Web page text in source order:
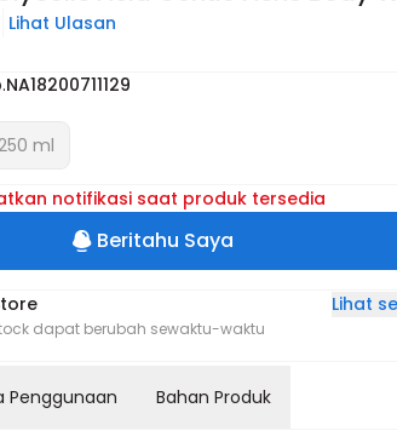
Habis
Lihat Ulasan
NA18200711129
ml
notifikasi saat produk tersedia
Beritahu Saya
Lihat
dapat berubah sewaktu-waktu
Penggunaan Bahan Produk